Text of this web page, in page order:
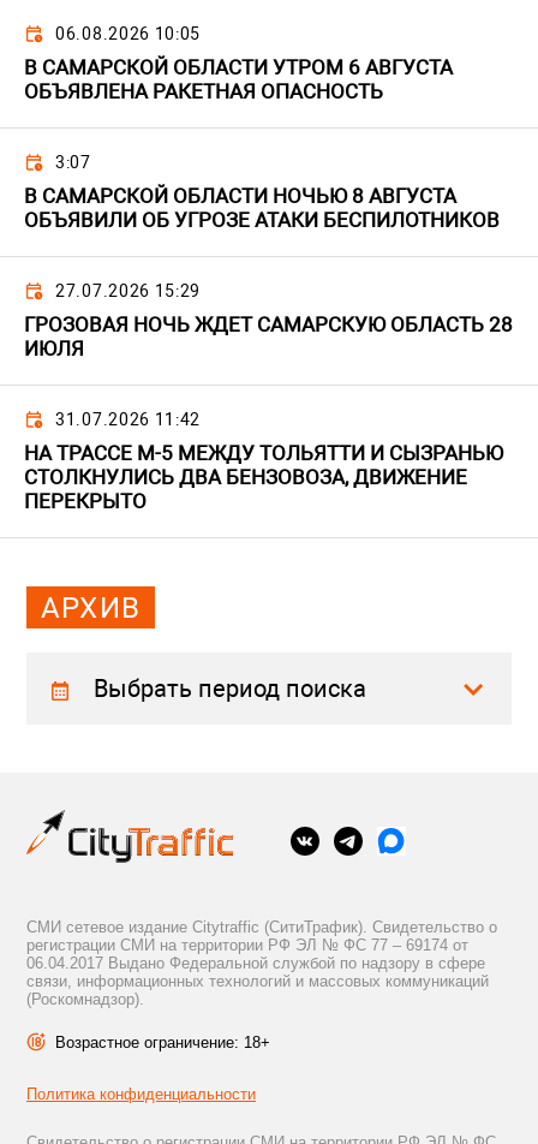
06.08.2026 10:05
В САМАРСКОЙ ОБЛАСТИ УТРОМ 6 АВГУСТА
ОБЪЯВЛЕНА РАКЕТНАЯ ОПАСНОСТЬ
3:07
В САМАРСКОЙ ОБЛАСТИ НОЧЬЮ 8 АВГУСТА
ОБЪЯВИЛИ ОБ УГРОЗЕ АТАКИ БЕСПИЛОТНИКОВ
27.07.2026 15:29
ГРОЗОВАЯ НОЧЬ ЖДЕТ САМАРСКУЮ ОБЛАСТЬ 28
ИЮЛЯ
31.07.2026 11:42
НА ТРАССЕ М-5 МЕЖДУ ТОЛЬЯТТИ И СЫЗРАНЬЮ
СТОЛКНУЛИСЬ ДВА БЕНЗОВОЗА, ДВИЖЕНИЕ
ПЕРЕКРЫТО
АРХИВ
Выбрать период поиска
СМИ сетевое издание Citytraffic (СитиТрафик). Свидетельство о
регистрации СМИ на территории РФ ЭЛ № ФС 77 – 69174 от
06.04.2017 Выдано Федеральной службой по надзору в сфере
связи, информационных технологий и массовых коммуникаций
(Роскомнадзор).
Возрастное ограничение: 18+
Политика конфиденциальности